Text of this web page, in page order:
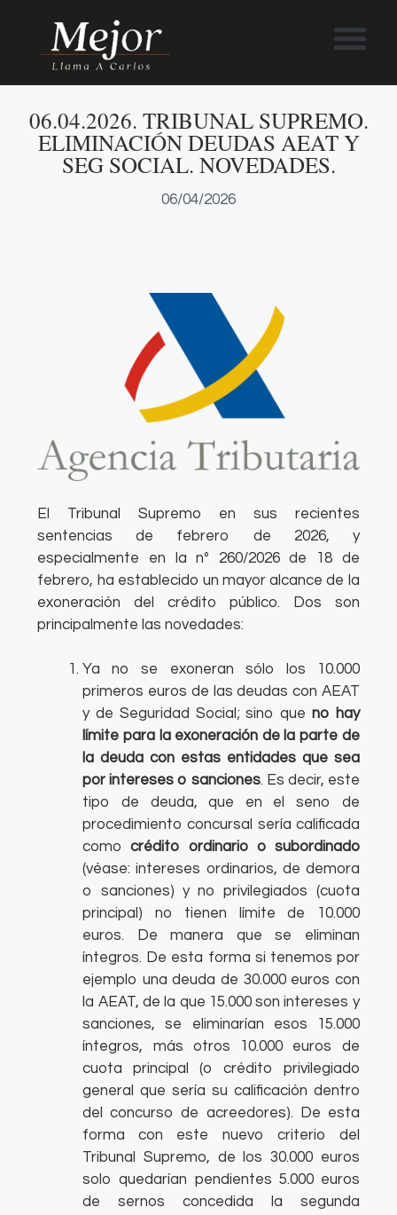
06.04.2026. TRIBUNAL SUPREMO.
ELIMINACIÓN DEUDAS AEAT Y
SEG SOCIAL. NOVEDADES.
06/04/2026
El Tribunal Supremo en sus recientes
sentencias de febrero de 2026, y
especialmente en la nº 260/2026 de 18 de
febrero, ha establecido un mayor alcance de la
exoneración del crédito público. Dos son
principalmente las novedades:
Ya no se exoneran sólo los 10.000
primeros euros de las deudas con AEAT
y de Seguridad Social; sino que no hay
límite para la exoneración de la parte de
la deuda con estas entidades que sea
por intereses o sanciones. Es decir, este
tipo de deuda, que en el seno de
procedimiento concursal sería calificada
comocrédito ordinario o subordinado
(véase: intereses ordinarios, de demora
o sanciones) y no privilegiados (cuota
principal) no tienen límite de 10.000
euros. De manera que se eliminan
íntegros. De esta forma si tenemos por
ejemplo una deuda de 30.000 euros con
la AEAT, de la que 15.000 son intereses y
sanciones, se eliminarían esos 15.000
íntegros, más otros 10.000 euros de
cuota principal (o crédito privilegiado
general que sería su calificación dentro
del concurso de acreedores). De esta
forma con este nuevo criterio del
Tribunal Supremo, de los 30.000 euros
solo quedarían pendientes 5.000 euros
de sernos concedida la segunda